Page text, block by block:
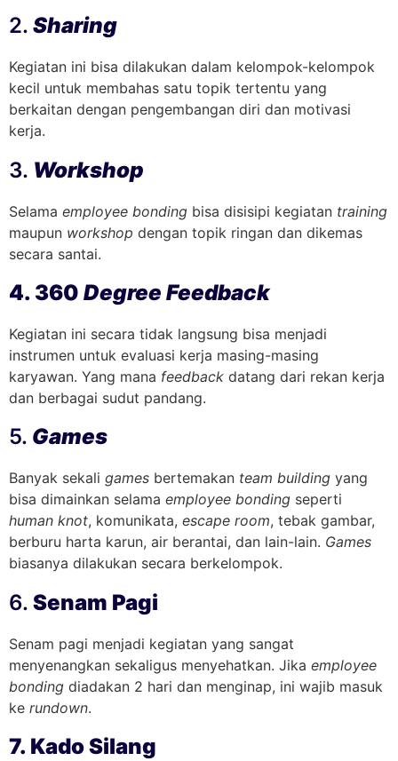
2. Sharing
Kegiatan ini bisa dilakukan dalam kelompok-kelompok
kecil untuk membahas satu topik tertentu yang
berkaitan dengan pengembangan diri dan motivasi
kerja.
3. Workshop
Selama employee bonding bisa disisipi kegiatan training
maupun workshop dengan topik ringan dan dikemas
secara santai.
4. 360 Degree Feedback
Kegiatan ini secara tidak langsung bisa menjadi
instrumen untuk evaluasi kerja masing-masing
karyawan. Yang mana feedback datang dari rekan kerja
dan berbagai sudut pandang.
5. Games
Banyak sekali games bertemakan team building yang
bisa dimainkan selama employee bonding seperti
human knot, komunikata, escape room, tebak gambar,
berburu harta karun, air berantai, dan lain-lain. Games
biasanya dilakukan secara berkelompok.
6. Senam Pagi
Senam pagi menjadi kegiatan yang sangat
menyenangkan sekaligus menyehatkan. Jika employee
bonding diadakan 2 hari dan menginap, ini wajib masuk
ke rundown.
7. Kado Silang